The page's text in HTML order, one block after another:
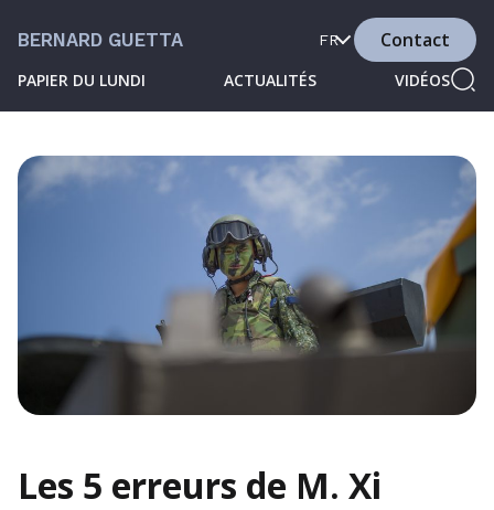
BERNARD GUETTA
PAPIER DU LUNDI ACTUALITÉS VIDÉOS
FR Contact
Les 5 erreurs de M. Xi